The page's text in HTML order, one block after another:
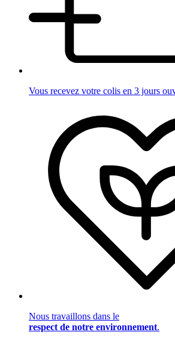
Vous recevez votre colis en 3 jours
Nous travaillons dans le
respect de notre environnement.